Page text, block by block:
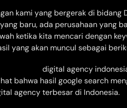
kami yang bergerak di bidang
baru, ada perusahaan yang
ketika kita mencari dengan
yang akan muncul sebagai
bahwa hasil google search
agency terbesar di Indonesia.